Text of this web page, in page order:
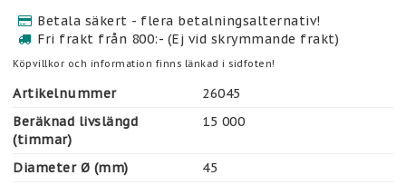
Betala säkert - flera betalningsalternativ!
Fri frakt från 800:- (Ej vid skrymmande frakt)
Köpvillkor och information finns länkad i sidfoten!
Artikelnummer
26045
Beräknad livslängd
(timmar)
15 000
Diameter Ø (mm)
45